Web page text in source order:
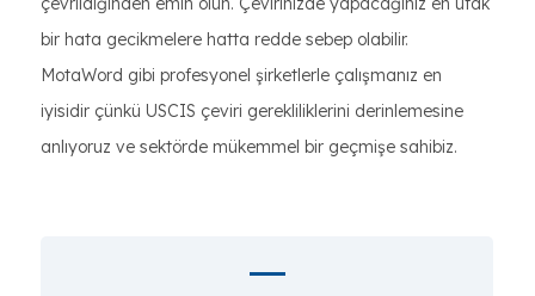
bir hata gecikmelere hatta redde sebep olabilir.
MotaWord gibi profesyonel şirketlerle çalışmanız en
iyisidir çünkü USCIS çeviri gerekliliklerini derinlemesine
anlıyoruz ve sektörde mükemmel bir geçmişe sahibiz.